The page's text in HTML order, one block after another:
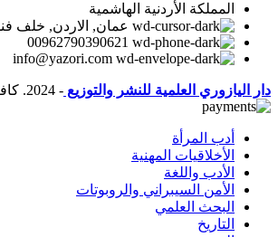
المملكة الأردنية الهاشمية
عمان, الاردن, خلف
00962790390621
info@yazori.com
دار اليازوري العلمية للنشر والتوزيع - 2024. كافة الحقوق محفوظة ©
أدب المرأة
الأخلاقيات المهنية
الأدب واللغة
الأمن السيبراني والروبوتات
البحث العلمي
التاريخ